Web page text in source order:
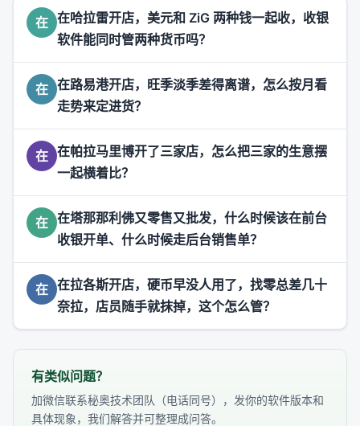
在 在哈拉雷开店，美元和 ZiG 两种钱一起收，收银
软件能同时管两种货币吗？
在 在路易港开店，旺季淡季差得离谱，怎么按月看
走势来定进货？
在 在帕拉马里博开了三家店，怎么把三家的生意摆
一起横着比？
在 在塔那那利佛又零售又批发，什么时候该在前台
收银开单、什么时候走后台销售单？
在 在拉各斯开店，硬币早没人用了，找零总差几十
奈拉，店员随手就抹掉，这个怎么管？
有类似问题？
加微信联系秘奥技术团队（电话同号），发你的软件版本和
具体现象，我们解答并可整理成问答。